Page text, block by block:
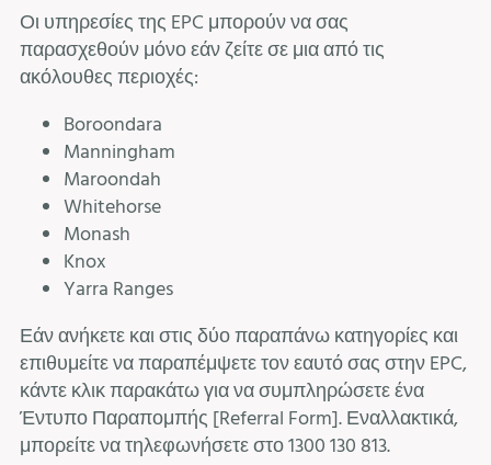
Οι υπηρεσίες της EPC μπορούν να σας
παρασχεθούν μόνο εάν ζείτε σε μια από τις
ακόλουθες περιοχές:
Boroondara
Manningham
Maroondah
Whitehorse
Monash
Knox
Yarra Ranges
Εάν ανήκετε και στις δύο παραπάνω κατηγορίες και
επιθυμείτε να παραπέμψετε τον εαυτό σας στην EPC,
κάντε κλικ παρακάτω για να συμπληρώσετε ένα
Έντυπο Παραπομπής [Referral Form]. Εναλλακτικά,
μπορείτε να τηλεφωνήσετε στο 1300 130 813.